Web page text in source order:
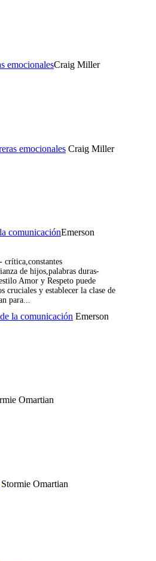
emocionalesCraig Miller
emocionales Craig Miller
comunicaciónEmerson
de hijos,palabras duras-
Amor y Respeto puede
cruciales y establecer la clase de
para...
la comunicación Emerson
Omartian
Stormie Omartian